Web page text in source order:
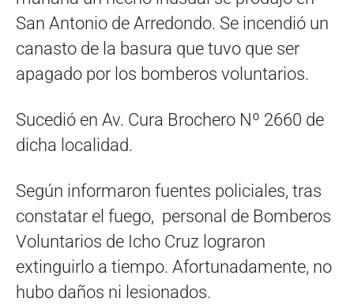
San Antonio de Arredondo. Se incendió un
canasto de la basura que tuvo que ser
apagado por los bomberos voluntarios.
Sucedió en Av. Cura Brochero Nº 2660 de
dicha localidad.
Según informaron fuentes policiales, tras
constatar el fuego, personal de Bomberos
Voluntarios de Icho Cruz lograron
extinguirlo a tiempo. Afortunadamente, no
hubo daños ni lesionados.